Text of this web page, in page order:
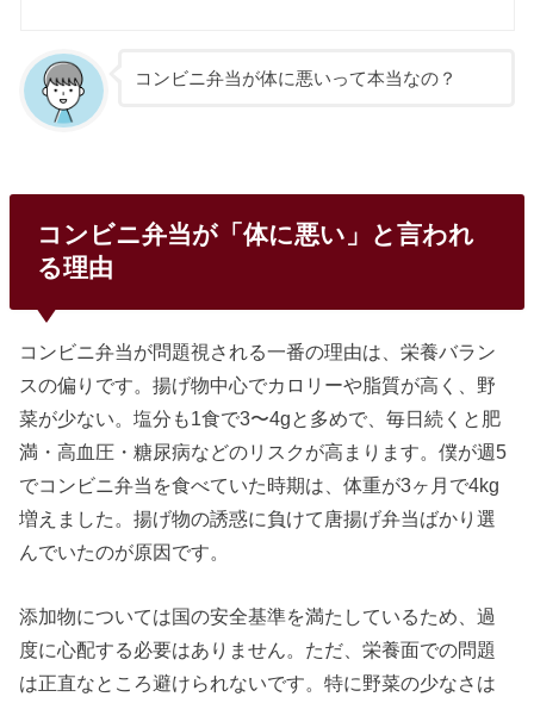
コンビニ弁当が体に悪いって本当なの？
コンビニ弁当が「体に悪い」と言われ
る理由
コンビニ弁当が問題視される一番の理由は、栄養バラン
スの偏りです。揚げ物中心でカロリーや脂質が高く、野
菜が少ない。塩分も1食で3〜4gと多めで、毎日続くと肥
満・高血圧・糖尿病などのリスクが高まります。僕が週5
でコンビニ弁当を食べていた時期は、体重が3ヶ月で4kg
増えました。揚げ物の誘惑に負けて唐揚げ弁当ばかり選
んでいたのが原因です。
添加物については国の安全基準を満たしているため、過
度に心配する必要はありません。ただ、栄養面での問題
は正直なところ避けられないです。特に野菜の少なさは